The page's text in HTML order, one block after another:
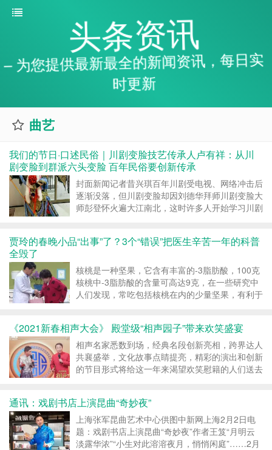
头条资讯
– 为您提供最新最全的新闻资讯，每日实
时更新
曲艺
我们的节日·口述民俗｜川剧变脸技艺传承人卢有祥：从川
剧变脸到群派六头变脸 百年民俗要创新传承
封面新闻记者昔兴琪百年川剧受电视、网络冲击后
逐渐没落，但川剧变脸却因刘德华拜师川剧变脸大
师彭登怀火遍大江南北，这时许多人开始学习川剧
贾玲的春晚小品“出事”了？3个“错误”把医生辛苦一年的科普
全毁了
核桃是一种坚果，它含有丰富的-3脂肪酸，100克
核桃中-3脂肪酸的含量可高达9克，在一些研究中
人们发现，常吃包括核桃在内的少量坚果，有利于
《2021新春相声大会》 殿堂级“相声园子”带来欢笑盛宴
相声名家悉数到场，经典名段创新亮相，跨界达人
共襄盛举，文化故事点睛提亮，精彩的演出和创新
的节目形式将给这一年来渴望欢笑慰籍的人们送去
通讯：戏剧书店上演昆曲“奇妙夜”
上海张军昆曲艺术中心供图中新网上海2月2日电
题：戏剧书店上演昆曲“奇妙夜”作者王笈“月明云
淡露华浓”“小生对此溶溶夜月，悄悄闲庭”……2月